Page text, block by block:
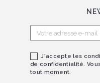
J'accepte les
de confidentialité.
tout moment.